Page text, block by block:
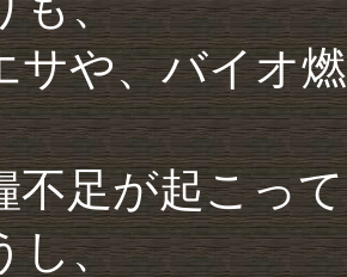
サや、バイオ
不足が起こっ
し、